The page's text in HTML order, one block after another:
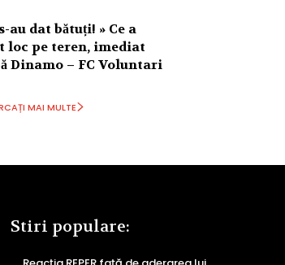
au dat bătuți! » Ce a
loc pe teren, imediat
Dinamo – FC Voluntari
MAI MULTE
Stiri populare: